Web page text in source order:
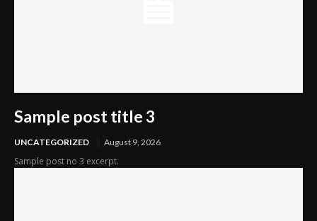
Sample post title 3
UNCATEGORIZED August 9, 2026
Sample post no 3 excerpt.